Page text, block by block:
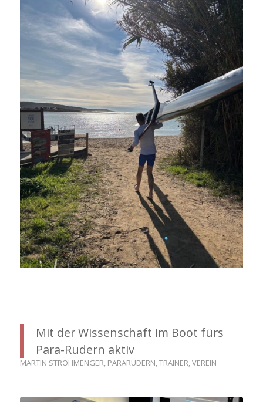
Mit der Wissenschaft im Boot fürs
Para-Rudern aktiv
MARTIN STROHMENGER, PARARUDERN,TRAINER,VEREIN